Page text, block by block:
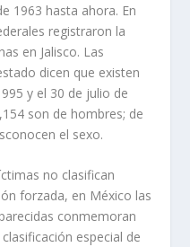
1963 hasta ahora. En
registraron la
en Jalisco. Las
dicen que existen
y el 30 de julio de
son de hombres; de
el sexo.
no clasifican
forzada, en México las
conmemoran
especial de